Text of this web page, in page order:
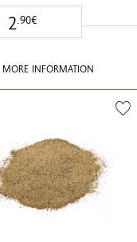
2.90€
MORE INFORMATION